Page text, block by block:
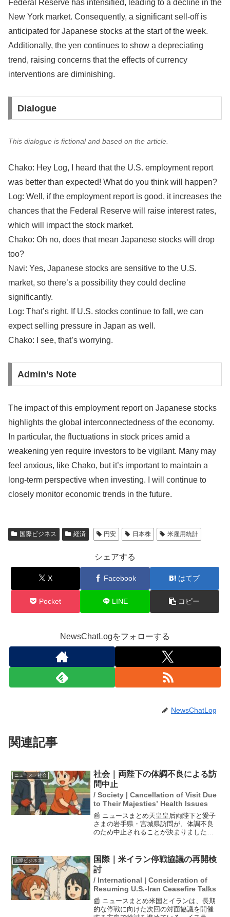
Federal Reserve has intensified, leading to a decline in the
New York market. Consequently, a significant sell-off is
anticipated for Japanese stocks at the start of the week.
Additionally, the yen continues to show a depreciating
trend, raising concerns that the effects of currency
interventions are diminishing.
Dialogue
This dialogue is fictional and based on the article.
Chako: Hey Log, I heard that the U.S. employment report
was better than expected! What do you think will happen?
Log: Well, if the employment report is good, it increases the
chances that the Federal Reserve will raise interest rates,
which will impact the stock market.
Chako: Oh no, does that mean Japanese stocks will drop
too?
Navi: Yes, Japanese stocks are sensitive to the U.S.
market, so there’s a possibility they could decline
significantly.
Log: That’s right. If U.S. stocks continue to fall, we can
expect selling pressure in Japan as well.
Chako: I see, that’s worrying.
Admin’s Note
The impact of this employment report on Japanese stocks
highlights the global interconnectedness of the economy.
In particular, the fluctuations in stock prices amid a
weakening yen require investors to be vigilant. Many may
feel anxious, like Chako, but it’s important to maintain a
long-term perspective when investing. I will continue to
closely monitor economic trends in the future.
国際ビジネス 経済 円安 日本株 米雇用統計
シェアする
X Facebook はてブ
Pocket LINE コピー
NewsChatLogをフォローする
NewsChatLog
関連記事
ニュース・社会
社会｜両陛下の体調不良による訪
問中止
/ Society | Cancellation of Visit Due
to Their Majesties’ Health Issues
📰 ニュースまとめ天皇皇后両陛下と愛子
さまの岩手県・宮城県訪問が、体調不良
のため中止されることが決まりました。
両陛下は風邪の症状を呈しており、日程
の再調整が必要とな...
国際ビジネス
国際｜米イラン停戦協議の再開検
討
/ International | Consideration of
Resuming U.S.-Iran Ceasefire Talks
📰 ニュースまとめ米国とイランは、長期
的な停戦に向けた次回の対面協議を開催